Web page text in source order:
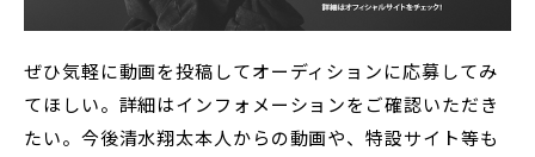
ぜひ気軽に動画を投稿してオーディションに応募してみ
てほしい。詳細はインフォメーションをご確認いただき
たい。今後清水翔太本人からの動画や、特設サイト等も